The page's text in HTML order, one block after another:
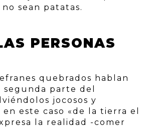
sean patatas.
PERSONAS
quebrados hablan
segunda parte del
jocosos y
este caso «de la tierra el
la realidad -comer